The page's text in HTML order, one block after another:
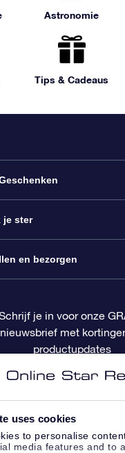
uses cookies
to personalise
media features and to
Astronomie
Tips & Cadeaus
Gift
je ster
sterrenpagina
Stars
en bezorgen
je in voor onze
nieuwsbrief met
productupdates